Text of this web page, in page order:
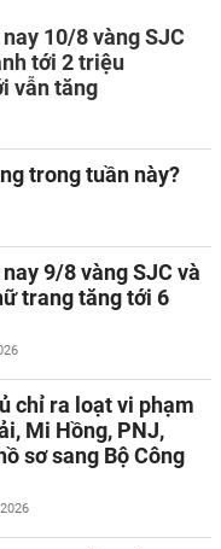
10/8 vàng SJC
tới 2 triệu
vẫn tăng
trong tuần này?
9/8 vàng SJC và
trang tăng tới 6
chỉ ra loạt vi phạm
Mi Hồng, PNJ,
sơ sang Bộ Công